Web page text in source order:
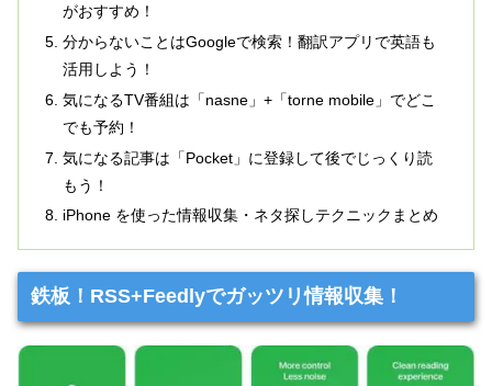
がおすすめ！
分からないことはGoogleで検索！翻訳アプリで英語も
活用しよう！
気になるTV番組は「nasne」+「torne mobile」でどこ
でも予約！
気になる記事は「Pocket」に登録して後でじっくり読
もう！
iPhone を使った情報収集・ネタ探しテクニックまとめ
鉄板！RSS+Feedlyでガッツリ情報収集！